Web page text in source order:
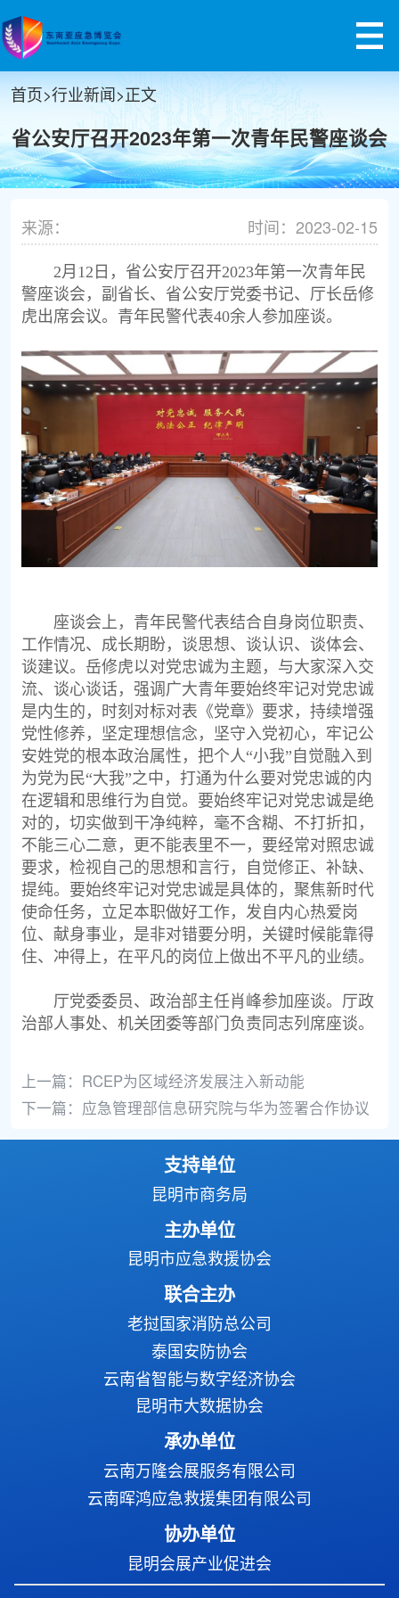
首页>行业新闻>正文
省公安厅召开2023年第一次青年民警座谈会
来源： 时间：2023-02-15
2月12日，省公安厅召开2023年第一次青年民
警座谈会，副省长、省公安厅党委书记、厅长岳修
虎出席会议。青年民警代表40余人参加座谈。
座谈会上，青年民警代表结合自身岗位职责、
工作情况、成长期盼，谈思想、谈认识、谈体会、
谈建议。岳修虎以对党忠诚为主题，与大家深入交
流、谈心谈话，强调广大青年要始终牢记对党忠诚
是内生的，时刻对标对表《党章》要求，持续增强
党性修养，坚定理想信念，坚守入党初心，牢记公
安姓党的根本政治属性，把个人“小我”自觉融入到
为党为民“大我”之中，打通为什么要对党忠诚的内
在逻辑和思维行为自觉。要始终牢记对党忠诚是绝
对的，切实做到干净纯粹，毫不含糊、不打折扣，
不能三心二意，更不能表里不一，要经常对照忠诚
要求，检视自己的思想和言行，自觉修正、补缺、
提纯。要始终牢记对党忠诚是具体的，聚焦新时代
使命任务，立足本职做好工作，发自内心热爱岗
位、献身事业，是非对错要分明，关键时候能靠得
住、冲得上，在平凡的岗位上做出不平凡的业绩。
厅党委委员、政治部主任肖峰参加座谈。厅政
治部人事处、机关团委等部门负责同志列席座谈。
上一篇： RCEP为区域经济发展注入新动能
下一篇： 应急管理部信息研究院与华为签署合作协议
支持单位
昆明市商务局
主办单位
昆明市应急救援协会
联合主办
老挝国家消防总公司
泰国安防协会
云南省智能与数字经济协会
昆明市大数据协会
承办单位
云南万隆会展服务有限公司
云南晖鸿应急救援集团有限公司
协办单位
昆明会展产业促进会